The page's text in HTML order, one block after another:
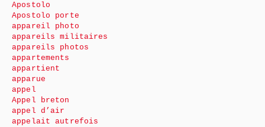
Apostolo
Apostolo porte
appareil photo
appareils militaires
appareils photos
appartements
appartient
apparue
appel
Appel breton
appel d’air
appelait autrefois